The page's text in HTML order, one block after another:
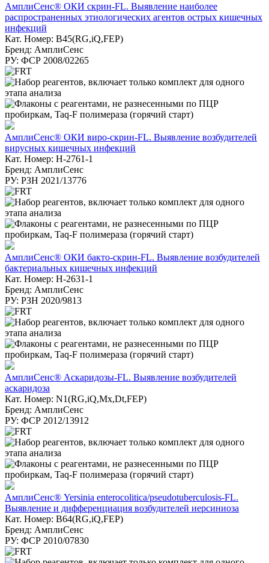
АмплиСенс® ОКИ скрин-FL. Выявление наиболее
распространенных этиологических агентов острых кишечных
инфекций
Кат. Номер: B45(RG,iQ,FEP)
Бренд: АмплиСенс
РУ: ФСР 2008/02265
АмплиСенс® ОКИ виро-скрин-FL. Выявление возбудителей
вирусных кишечных инфекций
Кат. Номер: Н-2761-1
Бренд: АмплиСенс
РУ: РЗН 2021/13776
АмплиСенс® ОКИ бакто-скрин-FL. Выявление возбудителей
бактериальных кишечных инфекций
Кат. Номер: H-2631-1
Бренд: АмплиСенс
РУ: РЗН 2020/9813
АмплиСенс® Аскаридозы-FL. Выявление возбудителей
аскаридоза
Кат. Номер: N1(RG,iQ,Mx,Dt,FEP)
Бренд: АмплиСенс
РУ: ФСР 2012/13912
АмплиСенс® Yersinia enterocolitica/pseudotuberculosis-FL.
Выявление и дифференциация возбудителей иерсиниоза
Кат. Номер: B64(RG,iQ,FEP)
Бренд: АмплиСенс
РУ: ФСР 2010/07830